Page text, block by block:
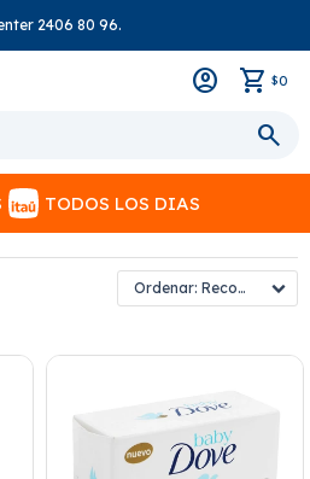
2406 80 96.
$0
TODOS LOS DIAS
Recomendados